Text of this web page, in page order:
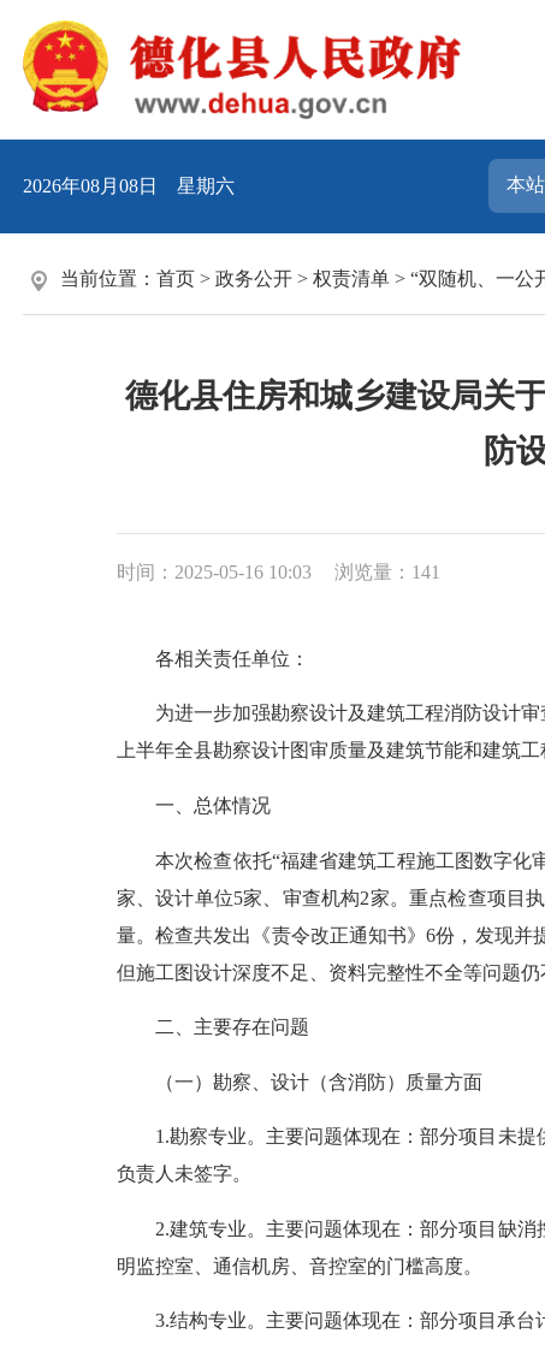
2026年08月08日 星期六
当前位置： 首页 > 政务公开 > 权责清单 > “双随机、一公
德化县住房和城乡建设局关
防
时间：2025-05-16 10:03 浏览量： 141
各相关责任单位：
为进一步加强勘察设计及建筑工程消防设计审
上半年全县勘察设计图审质量及建筑节能和建筑
一、总体情况
本次检查依托“福建省建筑工程施工图数字化审
家、设计单位5家、审查机构2家。重点检查项目
量。检查共发出《责令改正通知书》6份，发现并
但施工图设计深度不足、资料完整性不全等问题仍
二、主要存在问题
（一）勘察、设计（含消防）质量方面
1.勘察专业。主要问题体现在：部分项目未提
负责人未签字。
2.建筑专业。主要问题体现在：部分项目缺消
明监控室、通信机房、音控室的门槛高度。
3.结构专业。主要问题体现在：部分项目承台